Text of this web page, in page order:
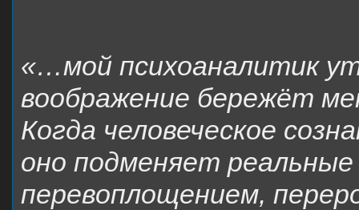
«…мой психоаналитик
воображение бережёт
Когда человеческое
оно подменяет
перевоплощением,